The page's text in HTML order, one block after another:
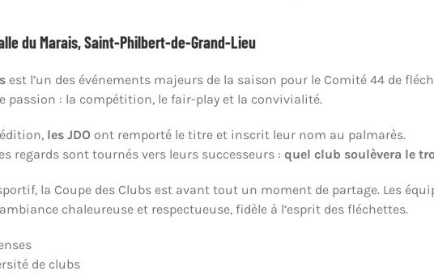
du Marais, Saint-Philbert-de-Grand-Lieu
est l’un des événements majeurs de la saison pour le Comité 44 de
passion : la compétition, le fair-play et la convivialité.
les JDO ont remporté le titre et inscrit leur nom au palmarès.
regards sont tournés vers leurs successeurs : quel club soulèvera le
la Coupe des Clubs est avant tout un moment de partage. Les
chaleureuse et respectueuse, fidèle à l’esprit des fléchettes.
de clubs